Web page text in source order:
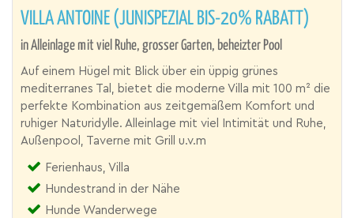
VILLA ANTOINE (JUNISPEZIAL BIS-20% RABATT)
in Alleinlage mit viel Ruhe, grosser Garten, beheizter Pool
Auf einem Hügel mit Blick über ein üppig grünes
mediterranes Tal, bietet die moderne Villa mit 100 m² die
perfekte Kombination aus zeitgemäßem Komfort und
ruhiger Naturidylle. Alleinlage mit viel Intimität und Ruhe,
Außenpool, Taverne mit Grill u.v.m
Ferienhaus, Villa
Hundestrand in der Nähe
Hunde Wanderwege